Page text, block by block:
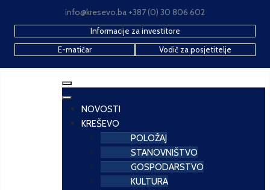
info@kresevo.ba +387 (0) 30 806 602
Informacije za investitore
E-matičar
Vodič za posjetitelje
NOVOSTI
KREŠEVO
POLOŽAJ
STANOVNIŠTVO
GOSPODARSTVO
KULTURA